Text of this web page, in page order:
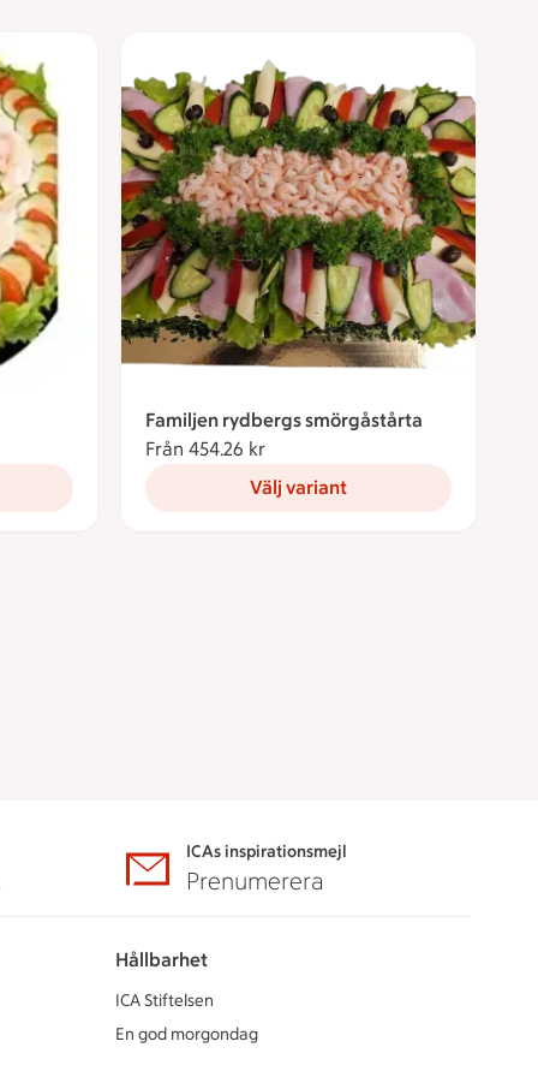
Familjen rydbergs smörgåstårta
Från 454.26 kr
Välj variant
ICAs inspirationsmejl
Prenumerera
Hållbarhet
ICA Stiftelsen
En god morgondag